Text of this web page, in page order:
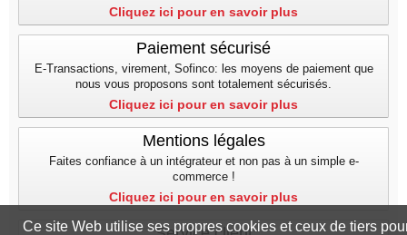
Cliquez ici pour en savoir plus
Paiement sécurisé
E-Transactions, virement, Sofinco: les moyens de paiement que
nous vous proposons sont totalement sécurisés.
Cliquez ici pour en savoir plus
Mentions légales
Faites confiance à un intégrateur et non pas à un simple e-
commerce !
Cliquez ici pour en savoir plus
Ce site Web utilise ses propres cookies et ceux de tiers